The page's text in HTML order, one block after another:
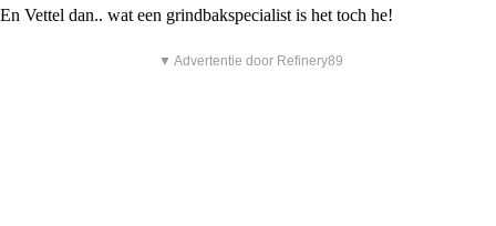
En Vettel dan.. wat een grindbakspecialist is het toch he!
▼ Advertentie door Refinery89